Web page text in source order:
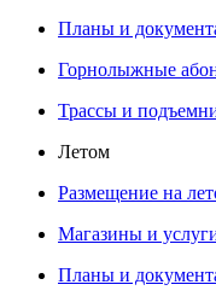
Планы и
Горнолыжные
Трассы и
Летом
Размещение на
Магазины и
Планы и